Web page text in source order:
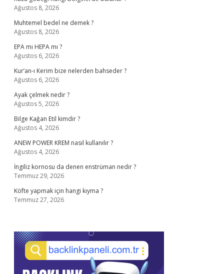
Ağustos 8, 2026
Muhtemel bedel ne demek ?
Ağustos 8, 2026
EPA mı HEPA mı ?
Ağustos 6, 2026
Kur’an-ı Kerim bize nelerden bahseder ?
Ağustos 6, 2026
Ayak çelmek nedir ?
Ağustos 5, 2026
Bilge Kağan Etil kimdir ?
Ağustos 4, 2026
ANEW POWER KREM nasıl kullanılır ?
Ağustos 4, 2026
İngiliz kornosu da denen enstrüman nedir ?
Temmuz 29, 2026
Köfte yapmak için hangi kıyma ?
Temmuz 27, 2026